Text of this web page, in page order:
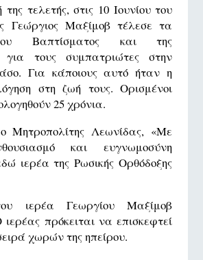
τελετής, στις 10 Ιουνίου του
Γεώργιος Μαξίμοβ τέλεσε τα
Βαπτίσματος και της
για τους συμπατριώτες στην
Για κάποιους αυτό ήταν η
στη ζωή τους. Ορισμένοι
25 χρόνια.
Μητροπολίτης Λεωνίδας, «Με
και ευγνωμοσύνη
ιερέα της Ρωσικής Ορθόδοξης
ιερέα Γεωργίου Μαξίμοβ
ιερέας πρόκειται να επισκεφτεί
χωρών της ηπείρου.